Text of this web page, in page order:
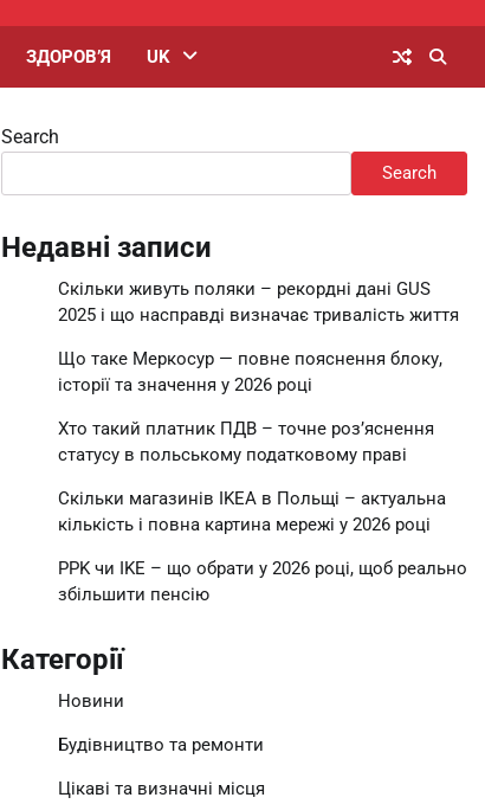
ЗДОРОВ’Я UK
Search
Search
Недавні записи
Скільки живуть поляки – рекордні дані GUS
2025 і що насправді визначає тривалість життя
Що таке Меркосур — повне пояснення блоку,
історії та значення у 2026 році
Хто такий платник ПДВ – точне роз’яснення
статусу в польському податковому праві
Скільки магазинів IKEA в Польщі – актуальна
кількість і повна картина мережі у 2026 році
PPK чи IKE – що обрати у 2026 році, щоб реально
збільшити пенсію
Категорії
Новини
Будівництво та ремонти
Цікаві та визначні місця